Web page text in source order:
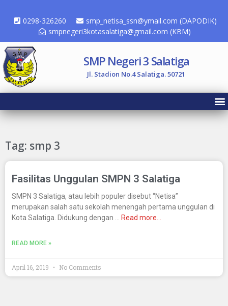
0298-326260
smp_netisa_ssn@ymail.com (DAPODIK)
smpnegeri3kotasalatiga@gmail.com (KBM)
SMP Negeri 3 Salatiga
Jl. Stadion No.4 Salatiga. 50721
Tag: smp 3
Fasilitas Unggulan SMPN 3 Salatiga
SMPN 3 Salatiga, atau lebih populer disebut “Netisa”
merupakan salah satu sekolah menengah pertama unggulan di
Kota Salatiga. Didukung dengan … Read more…
READ MORE »
April 16, 2019 No Comments